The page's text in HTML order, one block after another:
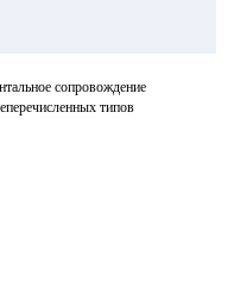
сопровождение
типов